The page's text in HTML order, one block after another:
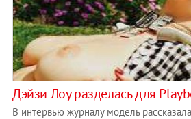
Дэйзи Лоу разделась для
В интервью журналу модель